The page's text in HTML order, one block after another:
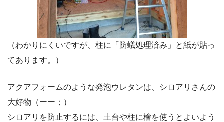
（わかりにくいですが、柱に「防蟻処理済み」と紙が貼っ
てあります。）
アクアフォームのような発泡ウレタンは、シロアリさんの
大好物（ーー；）
シロアリを防止するには、土台や柱に檜を使うとよいよう